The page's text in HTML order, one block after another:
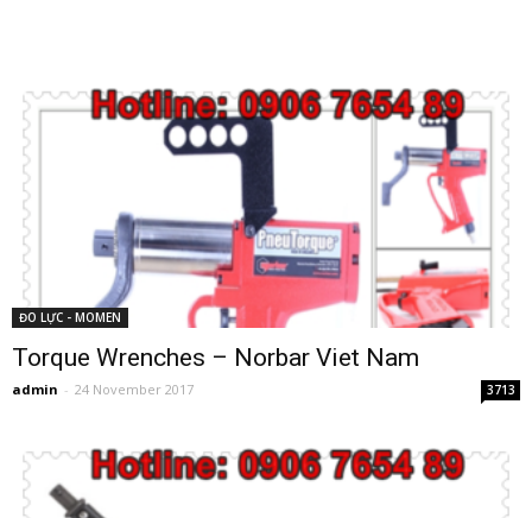
ĐO LỰC - MOMEN
Torque Wrenches – Norbar Viet Nam
admin - 24 November 2017 3713